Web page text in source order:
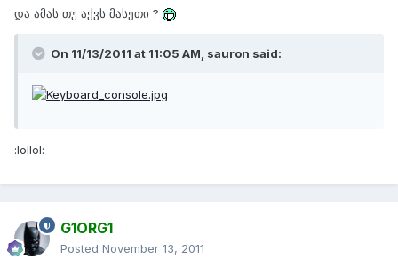
და ამას თუ აქვს მასეთი ?
On 11/13/2011 at 11:05 AM, sauron said:
:lollol:
G1ORG1
Posted November 13, 2011